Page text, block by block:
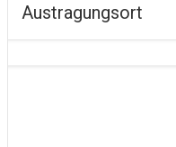
Austragungsort